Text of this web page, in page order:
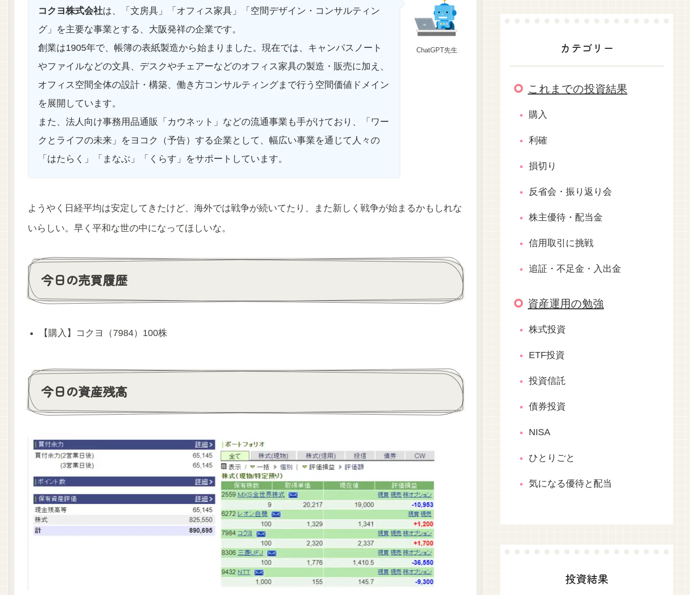
ChatGPT先生
コクヨ株式会社は、「文房具」「オフィス家具」「空間デザイン・コンサルティン
グ」を主要な事業とする、大阪発祥の企業です。
創業は1905年で、帳簿の表紙製造から始まりました。現在では、キャンパスノート
やファイルなどの文具、デスクやチェアーなどのオフィス家具の製造・販売に加え、
オフィス空間全体の設計・構築、働き方コンサルティングまで行う空間価値ドメイン
を展開しています。
また、法人向け事務用品通販「カウネット」などの流通事業も手がけており、「ワー
クとライフの未来」をヨコク（予告）する企業として、幅広い事業を通じて人々の
「はたらく」「まなぶ」「くらす」をサポートしています。
ようやく日経平均は安定してきたけど、海外では戦争が続いてたり、また新しく戦争が始まるかもしれな
いらしい。早く平和な世の中になってほしいな。
今日の売買履歴
【購入】コクヨ（7984）100株
今日の資産残高
カテゴリー
これまでの投資結果
購入
利確
損切り
反省会・振り返り会
株主優待・配当金
信用取引に挑戦
追証・不足金・入出金
資産運用の勉強
株式投資
ETF投資
投資信託
債券投資
NISA
ひとりごと
気になる優待と配当
投資結果